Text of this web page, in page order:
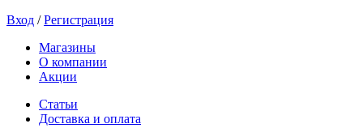
Вход /Регистрация
Магазины
О компании
Акции
Статьи
Доставка и оплата